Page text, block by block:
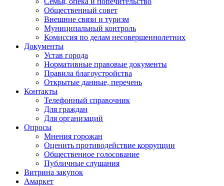
Общественный совет
Внешние связи и туризм
Муниципальный контроль
Комиссия по делам несовершеннолетних
Документы
Устав города
Нормативные правовые документы
Правила благоустройства
Открытые данные, перечень
Контакты
Телефонный справочник
Для граждан
Для организаций
Опросы
Мнения горожан
Оценить противодействие коррупции
Общественное голосование
Публичные слушания
Витрина закупок
Амаркет